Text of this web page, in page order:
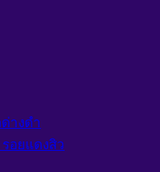
างดำ
อยแดงสิว